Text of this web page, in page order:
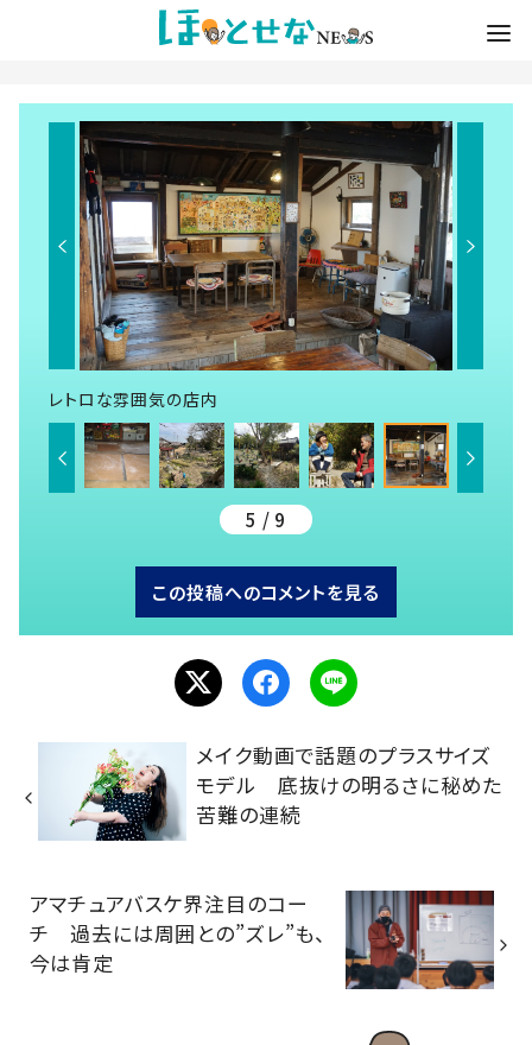
レトロな雰囲気の店内
5 / 9
この投稿へのコメントを見る
メイク動画で話題のプラスサイズ
モデル 底抜けの明るさに秘めた
苦難の連続
アマチュアバスケ界注目のコー
チ 過去には周囲との”ズレ”も、
今は肯定